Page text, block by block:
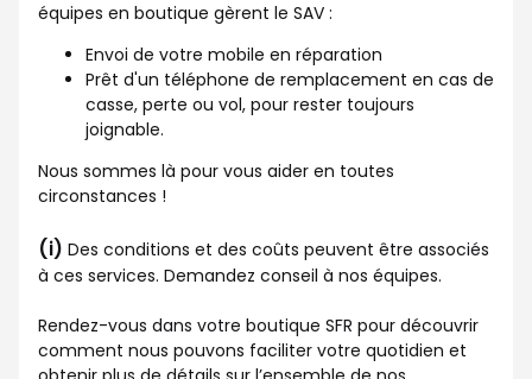
équipes en boutique gèrent le SAV :
Envoi de votre mobile en réparation
Prêt d'un téléphone de remplacement en cas de
casse, perte ou vol, pour rester toujours
joignable.
Nous sommes là pour vous aider en toutes
circonstances !
(i) Des conditions et des coûts peuvent être associés
à ces services. Demandez conseil à nos équipes.
Rendez-vous dans votre boutique SFR pour découvrir
comment nous pouvons faciliter votre quotidien et